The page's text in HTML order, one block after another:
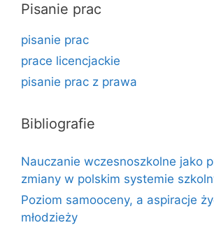
Pisanie prac
pisanie prac
prace licencjackie
pisanie prac z prawa
Bibliografie
Nauczanie wczesnoszkolne jako
zmiany w polskim systemie
Poziom samooceny, a aspiracje
młodzieży